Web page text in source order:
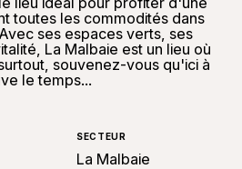
toutes les commodités dans
ses espaces verts, ses
La Malbaie est un lieu où
souvenez-vous qu'ici à
le temps...
SECTEUR
La Malbaie